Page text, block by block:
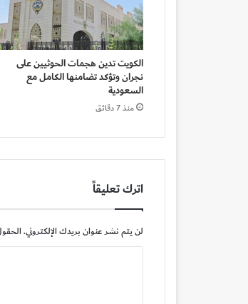
الكويت تدين هجمات الحوثيين على
نجران وتؤكد تضامنها الكامل مع
السعودية
منذ 7 دقائق
اترك تعليقاً
لن يتم نشر عنوان بريدك الإلكتروني.